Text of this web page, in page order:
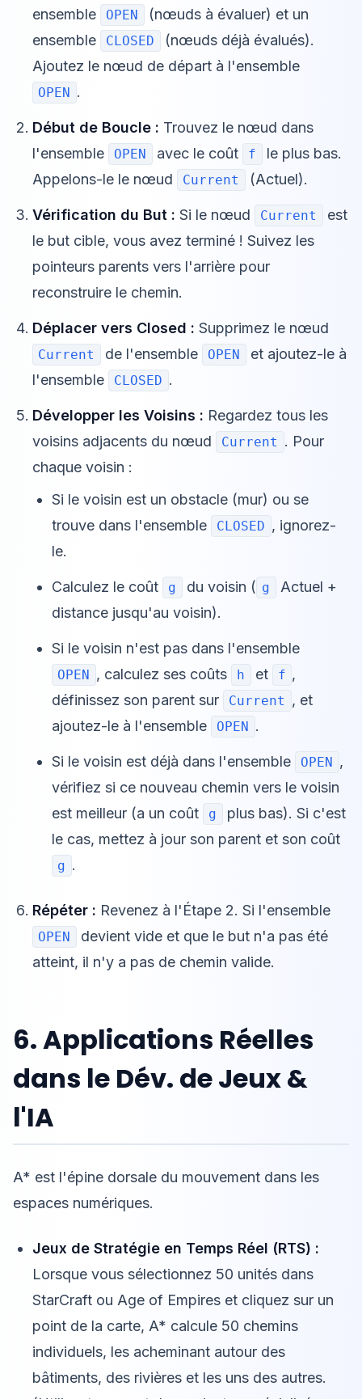
ensemble
OPEN
(nœuds à évaluer) et un
ensemble
CLOSED
(nœuds déjà évalués).
Ajoutez le nœud de départ à l'ensemble
OPEN .
Début de Boucle : Trouvez le nœud dans
l'ensemble
OPEN avec le coût f
le plus bas.
Appelons-le le nœud
Current (Actuel).
Vérification du But : Si le nœud Current
est
le but cible, vous avez terminé ! Suivez les
pointeurs parents vers l'arrière pour
reconstruire le chemin.
Déplacer vers Closed : Supprimez le nœud
Current de l'ensemble OPEN
et ajoutez-le à
l'ensemble
CLOSED .
Développer les Voisins : Regardez tous les
voisins adjacents du nœud
Current . Pour
chaque voisin :
Si le voisin est un obstacle (mur) ou se
trouve dans l'ensemble
CLOSED , ignorez-
le.
Calculez le coût g du voisin ( g
Actuel +
distance jusqu'au voisin).
Si le voisin n'est pas dans l'ensemble
OPEN , calculez ses coûts h et f ,
définissez son parent sur
Current , et
ajoutez-le à l'ensemble
OPEN .
Si le voisin est déjà dans l'ensemble OPEN ,
vérifiez si ce nouveau chemin vers le voisin
est meilleur (a un coût
g
plus bas). Si c'est
le cas, mettez à jour son parent et son coût
g .
Répéter : Revenez à l'Étape 2. Si l'ensemble
OPEN
devient vide et que le but n'a pas été
atteint, il n'y a pas de chemin valide.
6. Applications Réelles
dans le Dév. de Jeux &
l'IA
A* est l'épine dorsale du mouvement dans les
espaces numériques.
Jeux de Stratégie en Temps Réel (RTS) :
Lorsque vous sélectionnez 50 unités dans
StarCraft ou Age of Empires et cliquez sur un
point de la carte, A* calcule 50 chemins
individuels, les acheminant autour des
bâtiments, des rivières et les uns des autres.